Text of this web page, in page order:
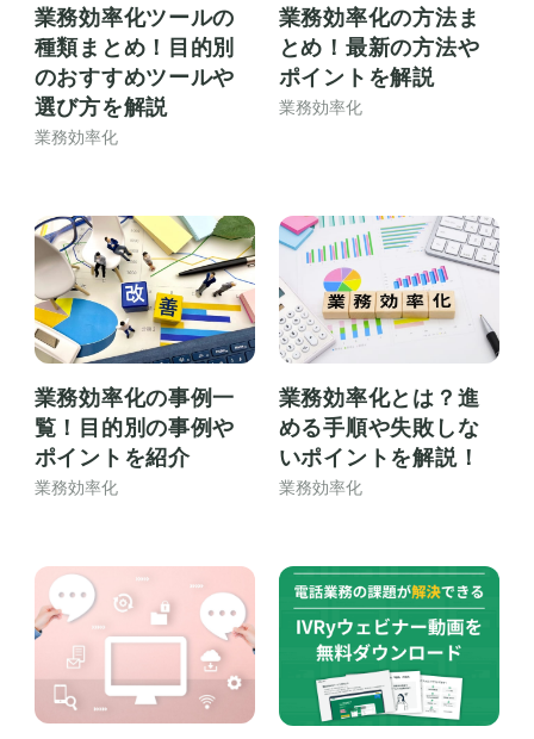
業務効率化ツールの
種類まとめ！目的別
のおすすめツールや
選び方を解説
業務効率化
業務効率化の方法ま
とめ！最新の方法や
ポイントを解説
業務効率化
業務効率化の事例一
覧！目的別の事例や
ポイントを紹介
業務効率化
業務効率化とは？進
める手順や失敗しな
いポイントを解説！
業務効率化